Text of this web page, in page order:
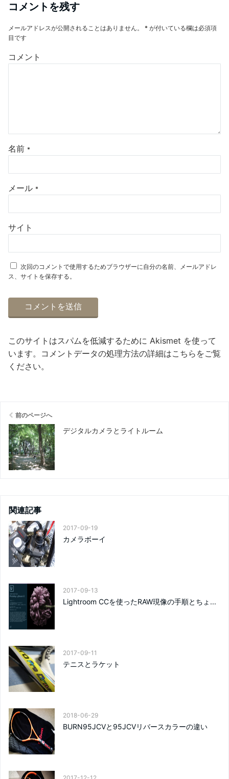
コメントを残す
メールアドレスが公開されることはありません。 * が付いている欄は必須項
目です
コメント
名前 *
メール *
サイト
次回のコメントで使用するためブラウザーに自分の名前、メールアドレ
ス、サイトを保存する。
このサイトはスパムを低減するために Akismet を使って
います。 コメントデータの処理方法の詳細はこちらをご覧
ください。
前のページへ
デジタルカメラとライトルーム
関連記事
2017-09-19
カメラボーイ
2017-09-13
Lightroom CCを使ったRAW現像の手順とちょ...
2017-09-11
テニスとラケット
2018-06-29
BURN95JCVと95JCVリバースカラーの違い